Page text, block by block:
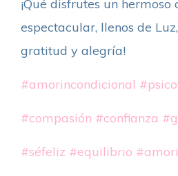
¡Qué disfrutes un
espectacular, llenos de
gratitud y alegría!
#amorincondicional
#compasión #confianza
#séfeliz #equilibrio